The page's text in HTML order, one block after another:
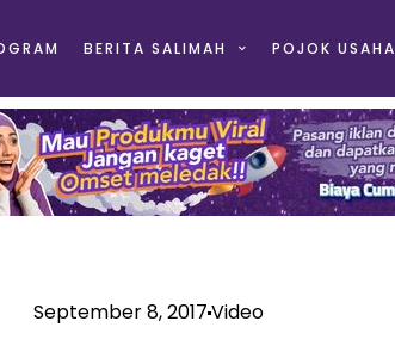
BERITA SALIMAH POJOK USAHA
September 8, 2017Video